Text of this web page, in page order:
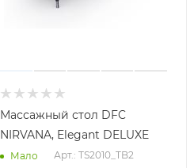
Массажный стол DFC
NIRVANA, Elegant DELUXE
Мало Арт.: TS2010_TB2